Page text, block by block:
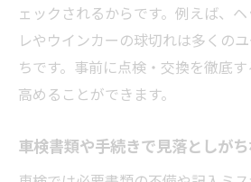
ェックされるからです。例えば、
レやウインカーの球切れは多くの
ちです。事前に点検・交換を徹底
高めることができます。
車検書類や手続きで見落としが